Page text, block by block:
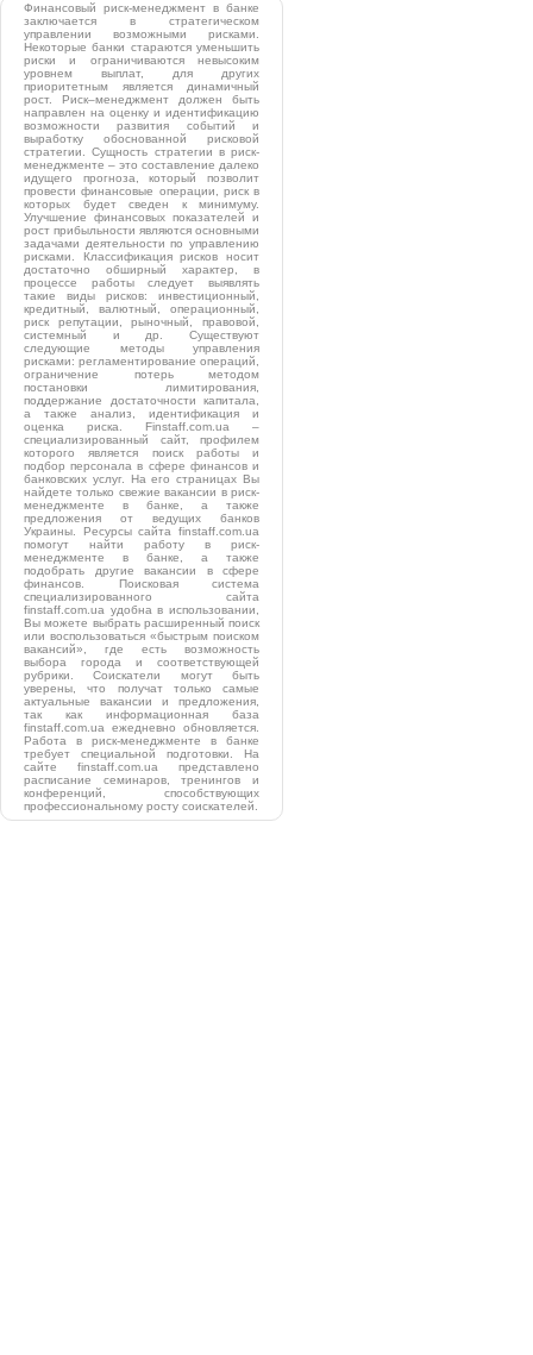
Финансовый риск-менеджмент в банке
заключается в стратегическом
управлении возможными рисками.
Некоторые банки стараются уменьшить
риски и ограничиваются невысоким
уровнем выплат, для других
приоритетным является динамичный
рост. Риск–менеджмент должен быть
направлен на оценку и идентификацию
возможности развития событий и
выработку обоснованной рисковой
стратегии. Сущность стратегии в риск-
менеджменте – это составление далеко
идущего прогноза, который позволит
провести финансовые операции, риск в
которых будет сведен к минимуму.
Улучшение финансовых показателей и
рост прибыльности являются основными
задачами деятельности по управлению
рисками. Классификация рисков носит
достаточно обширный характер, в
процессе работы следует выявлять
такие виды рисков: инвестиционный,
кредитный, валютный, операционный,
риск репутации, рыночный, правовой,
системный и др. Существуют
следующие методы управления
рисками: регламентирование операций,
ограничение потерь методом
постановки лимитирования,
поддержание достаточности капитала,
а также анализ, идентификация и
оценка риска. Finstaff.com.ua –
специализированный сайт, профилем
которого является поиск работы и
подбор персонала в сфере финансов и
банковских услуг. На его страницах Вы
найдете только свежие вакансии в риск-
менеджменте в банке, а также
предложения от ведущих банков
Украины. Ресурсы сайта finstaff.com.ua
помогут найти работу в риск-
менеджменте в банке, а также
подобрать другие вакансии в сфере
финансов. Поисковая система
специализированного сайта
finstaff.com.ua удобна в использовании,
Вы можете выбрать расширенный поиск
или воспользоваться «быстрым поиском
вакансий», где есть возможность
выбора города и соответствующей
рубрики. Соискатели могут быть
уверены, что получат только самые
актуальные вакансии и предложения,
так как информационная база
finstaff.com.ua ежедневно обновляется.
Работа в риск-менеджменте в банке
требует специальной подготовки. На
сайте finstaff.com.ua представлено
расписание семинаров, тренингов и
конференций, способствующих
профессиональному росту соискателей.